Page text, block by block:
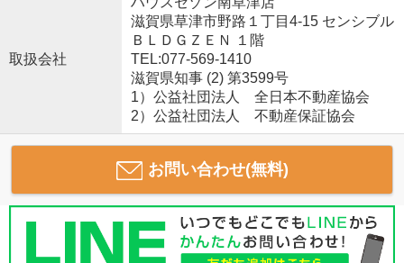
取扱会社
滋賀県草津市野路１丁目4-15 センシブル
ＢＬＤＧＺＥＮ １階
TEL:077-569-1410
滋賀県知事 (2) 第3599号
1）公益社団法人 全日本不動産協会
2）公益社団法人 不動産保証協会
お問い合わせ(無料)